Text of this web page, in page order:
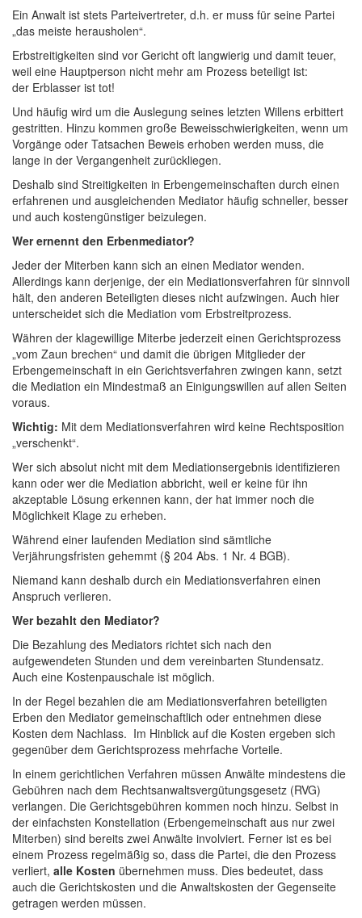
Ein Anwalt ist stets Parteivertreter, d.h. er muss für seine Partei
„das meiste herausholen“.
Erbstreitigkeiten sind vor Gericht oft langwierig und damit teuer,
weil eine Hauptperson nicht mehr am Prozess beteiligt ist:
der Erblasser ist tot!
Und häufig wird um die Auslegung seines letzten Willens erbittert
gestritten. Hinzu kommen große Beweisschwierigkeiten, wenn um
Vorgänge oder Tatsachen Beweis erhoben werden muss, die
lange in der Vergangenheit zurückliegen.
Deshalb sind Streitigkeiten in Erbengemeinschaften durch einen
erfahrenen und ausgleichenden Mediator häufig schneller, besser
und auch kostengünstiger beizulegen.
Wer ernennt den Erbenmediator?
Jeder der Miterben kann sich an einen Mediator wenden.
Allerdings kann derjenige, der ein Mediationsverfahren für sinnvoll
hält, den anderen Beteiligten dieses nicht aufzwingen. Auch hier
unterscheidet sich die Mediation vom Erbstreitprozess.
Währen der klagewillige Miterbe jederzeit einen Gerichtsprozess
„vom Zaun brechen“ und damit die übrigen Mitglieder der
Erbengemeinschaft in ein Gerichtsverfahren zwingen kann, setzt
die Mediation ein Mindestmaß an Einigungswillen auf allen Seiten
voraus.
Wichtig: Mit dem Mediationsverfahren wird keine Rechtsposition
„verschenkt“.
Wer sich absolut nicht mit dem Mediationsergebnis identifizieren
kann oder wer die Mediation abbricht, weil er keine für ihn
akzeptable Lösung erkennen kann, der hat immer noch die
Möglichkeit Klage zu erheben.
Während einer laufenden Mediation sind sämtliche
Verjährungsfristen gehemmt (§ 204 Abs. 1 Nr. 4 BGB).
Niemand kann deshalb durch ein Mediationsverfahren einen
Anspruch verlieren.
Wer bezahlt den Mediator?
Die Bezahlung des Mediators richtet sich nach den
aufgewendeten Stunden und dem vereinbarten Stundensatz.
Auch eine Kostenpauschale ist möglich.
In der Regel bezahlen die am Mediationsverfahren beteiligten
Erben den Mediator gemeinschaftlich oder entnehmen diese
Kosten dem Nachlass. Im Hinblick auf die Kosten ergeben sich
gegenüber dem Gerichtsprozess mehrfache Vorteile.
In einem gerichtlichen Verfahren müssen Anwälte mindestens die
Gebühren nach dem Rechtsanwaltsvergütungsgesetz (RVG)
verlangen. Die Gerichtsgebühren kommen noch hinzu. Selbst in
der einfachsten Konstellation (Erbengemeinschaft aus nur zwei
Miterben) sind bereits zwei Anwälte involviert. Ferner ist es bei
einem Prozess regelmäßig so, dass die Partei, die den Prozess
verliert, alle Kosten übernehmen muss. Dies bedeutet, dass
auch die Gerichtskosten und die Anwaltskosten der Gegenseite
getragen werden müssen.